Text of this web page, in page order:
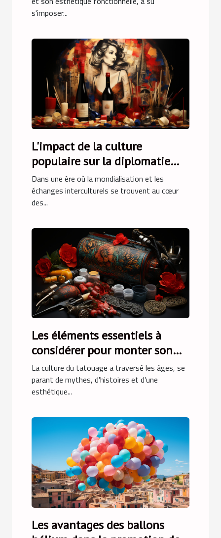
s'imposer...
L'impact de la culture
populaire sur la diplomatie
culturelle française
Dans une ère où la mondialisation et les
échanges interculturels se trouvent au cœur
des...
Les éléments essentiels à
considérer pour monter son
premier kit de tatouage
maison
La culture du tatouage a traversé les âges, se
parant de mythes, d'histoires et d'une
esthétique...
Les avantages des ballons